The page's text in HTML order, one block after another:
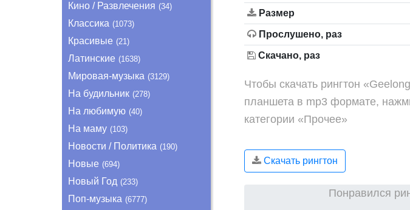
Кино / Развлечения (34)
Классика (1073)
Красивые (21)
Латинские (1638)
Мировая-музыка (3129)
На будильник (278)
На любимую (40)
На маму (103)
Новости / Политика (190)
Новые (694)
Новый Год (233)
Поп-музыка (6777)
Размер
Прослушено, раз
Скачано, раз
Чтобы скачать рингтон
планшета в mp3 формате,
категории «Прочее»
Скачать рингтон
Понравился